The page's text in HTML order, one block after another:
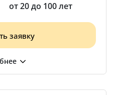
от 20 до 100 лет
заявку